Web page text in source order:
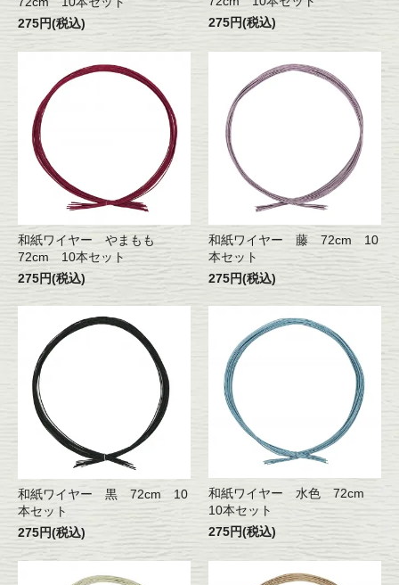
275円(税込)
275円(税込)
和紙ワイヤー やまもも
72cm 10本セット
275円(税込)
和紙ワイヤー 藤 72cm 10
本セット
275円(税込)
和紙ワイヤー 黒 72cm 10
本セット
275円(税込)
和紙ワイヤー 水色 72cm
10本セット
275円(税込)